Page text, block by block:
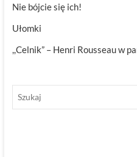
Nie bójcie się ich!
Ułomki
,,Celnik” – Henri Rousseau w